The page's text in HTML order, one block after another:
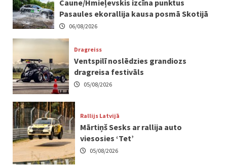
Caune/Hmieļevskis izcīna punktus
Pasaules ekorallija kausa posmā Skotijā
06/08/2026
Dragreiss
Ventspilī noslēdzies grandiozs
dragreisa festivāls
05/08/2026
Rallijs Latvijā
Mārtiņš Sesks ar rallija auto
viesosies ‘Tet’
05/08/2026